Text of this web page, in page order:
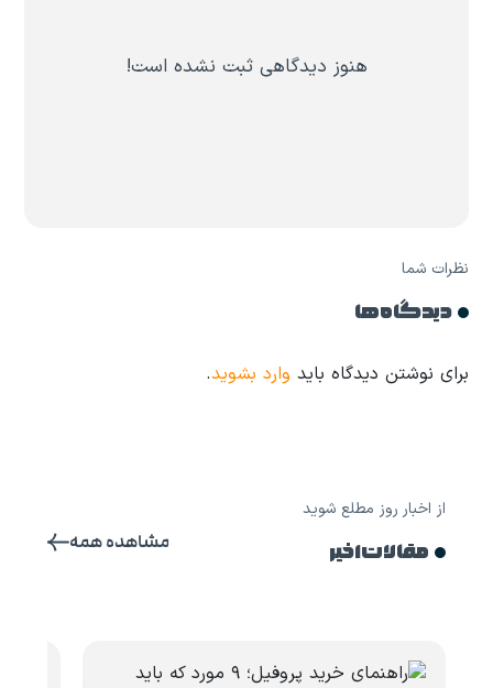
هنوز دیدگاهی ثبت نشده است!
نظرات شما
دیدگاه ها
برای نوشتن دیدگاه باید وارد بشوید.
از اخبار روز مطلع شوید
مقالات اخیر مشاهده همه